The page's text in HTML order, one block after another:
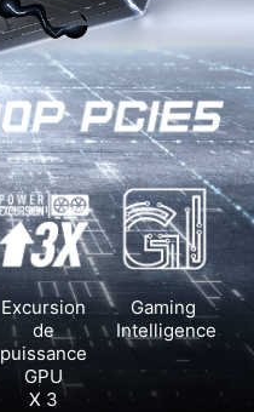
Excursion
de
puissance
GPU
X 3
Gaming
Intelligence